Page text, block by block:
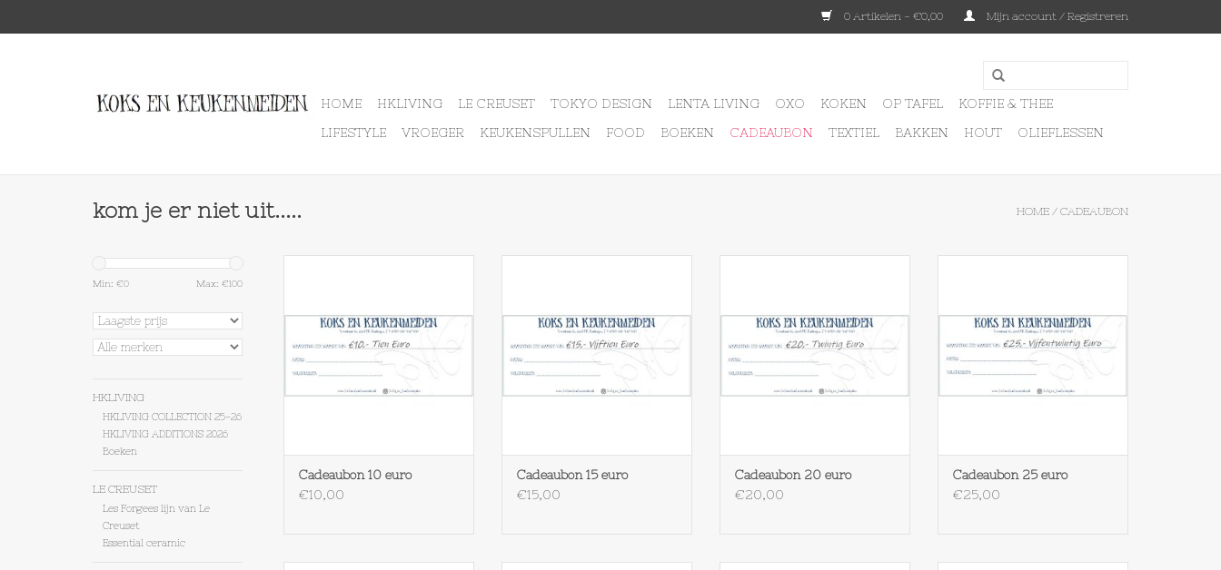
0 Artikelen - €0,00 Mijn account / Registreren
HOME HKLIVING LE CREUSET TOKYO DESIGN LENTA LIVING OXO KOKEN OP TAFEL
KOFFIE & THEE
LIFESTYLE
VROEGER KEUKENSPULLEN FOOD BOEKEN CADEAUBON TEXTIEL BAKKEN HOUT OLIEFLESSEN
kom je er niet uit..... HOME / CADEAUBON
Min: €0 Max: €100
HKLIVING
HKLIVING COLLECTION 25-26
HKLIVING ADDITIONS 2026
Boeken
LE CREUSET
Les Forgees lijn van Le
Creuset
Essential ceramic
Cadeaubon 10 euro
€10,00
Cadeaubon 15 euro
€15,00
Cadeaubon 20 euro
€20,00
Cadeaubon 25 euro
€25,00